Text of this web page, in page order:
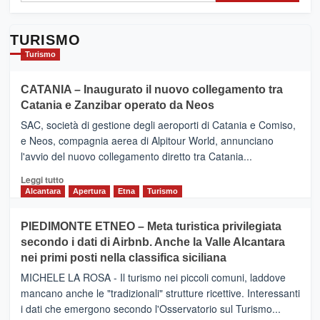
TURISMO
Turismo
CATANIA – Inaugurato il nuovo collegamento tra
Catania e Zanzibar operato da Neos
SAC, società di gestione degli aeroporti di Catania e Comiso,
e Neos, compagnia aerea di Alpitour World, annunciano
l'avvio del nuovo collegamento diretto tra Catania...
Leggi tuttoLeggi
CATANIA
–
Inaugurato
il
nuovo
collegamento
tra
Alcantara Apertura Etna Turismo
PIEDIMONTE ETNEO – Meta turistica privilegiata
secondo i dati di Airbnb. Anche la Valle Alcantara
nei primi posti nella classifica siciliana
MICHELE LA ROSA - Il turismo nei piccoli comuni, laddove
mancano anche le "tradizionali" strutture ricettive. Interessanti
i dati che emergono secondo l'Osservatorio sul Turismo...